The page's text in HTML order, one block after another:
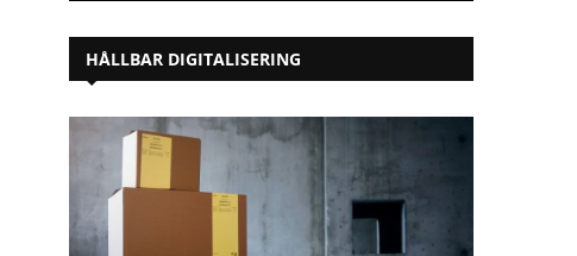
HÅLLBAR DIGITALISERING